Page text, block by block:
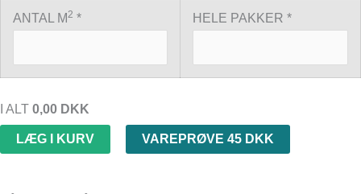
ANTAL M 2 * HELE PAKKER *
I ALT 0,00 DKK
LÆG I KURV VAREPRØVE 45 DKK